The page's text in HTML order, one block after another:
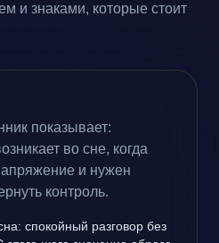
и знаками, которые стоит
показывает:
во сне, когда
и нужен
контроль.
спокойный разговор без